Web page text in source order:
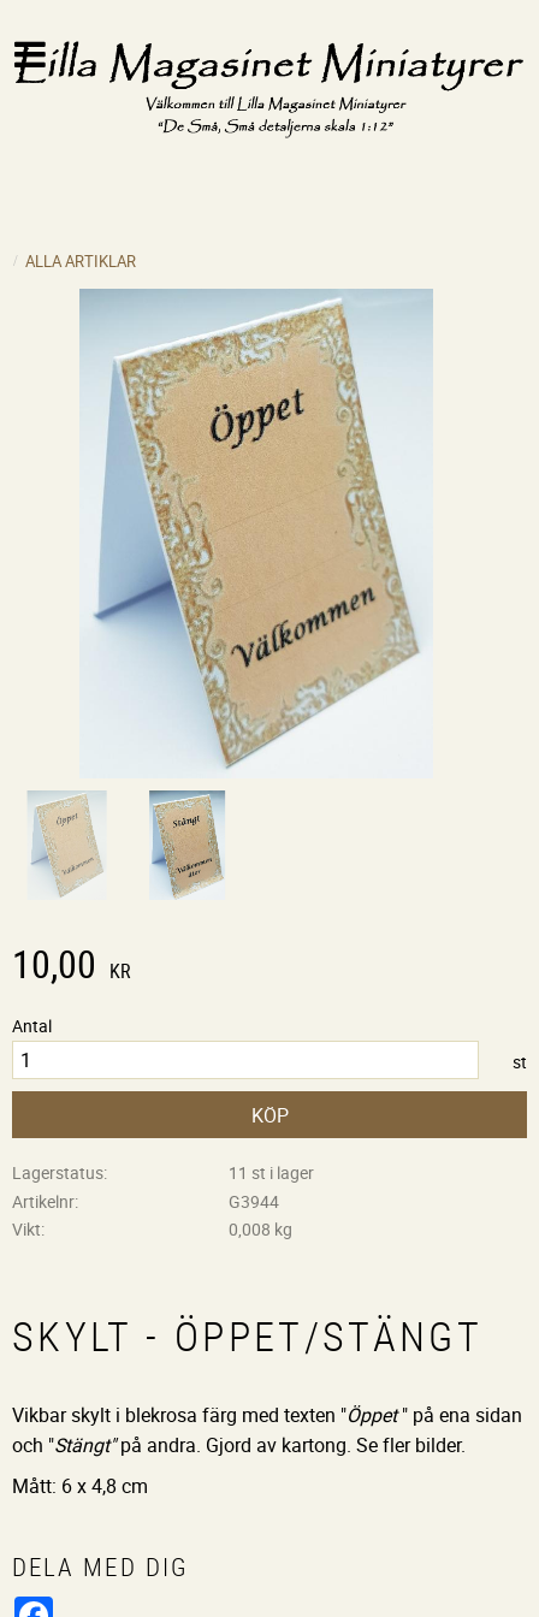
ALLA ARTIKLAR
10,00 KR
Antal
st
KÖP
Lagerstatus
11 st i lager
Artikelnr
G3944
Vikt
0,008 kg
SKYLT - ÖPPET/STÄNGT
Vikbar skylt i blekrosa färg med texten "Öppet" på ena sidan
och "Stängt"på andra. Gjord av kartong. Se fler bilder.
Mått: 6 x 4,8 cm
DELA MED DIG